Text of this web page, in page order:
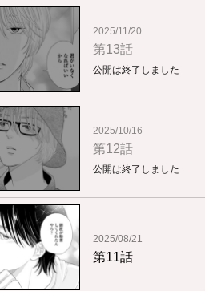
2025/11/20
第13話
公開は終了しました
2025/10/16
第12話
公開は終了しました
2025/08/21
第11話